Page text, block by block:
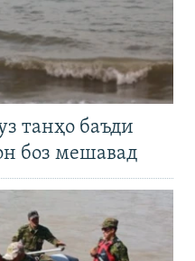
танҳо баъди
боз мешавад